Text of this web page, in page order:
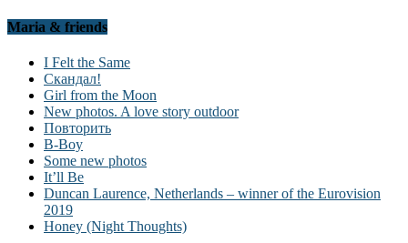
Maria & friends
I Felt the Same
Скандал!
Girl from the Moon
New photos. A love story outdoor
Повторить
B-Boy
Some new photos
It’ll Be
Duncan Laurence, Netherlands – winner of the Eurovision
2019
Honey (Night Thoughts)